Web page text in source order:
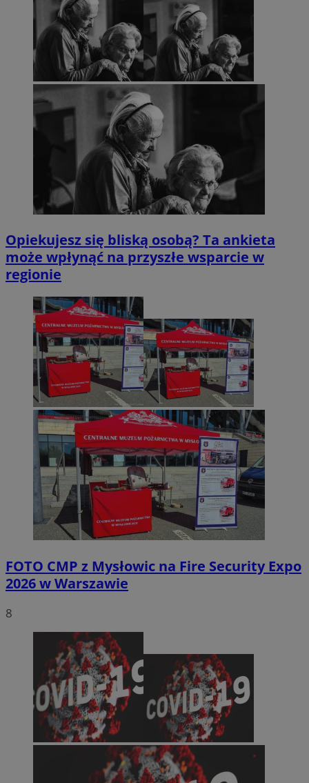
Opiekujesz się bliską osobą? Ta ankieta
może wpłynąć na przyszłe wsparcie w
regionie
FOTO CMP z Mysłowic na Fire Security Expo
2026 w Warszawie
8